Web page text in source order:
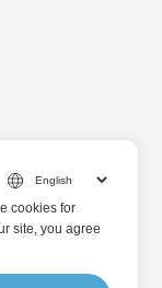
cookies for
site, you agree